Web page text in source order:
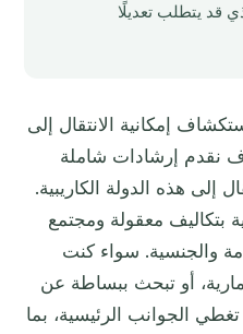
قد يتطلب تعديلًا
إمكانية الانتقال إلى
نقدم إرشادات شاملة
إلى هذه الدولة الكاريبية.
بتكاليف معقولة ومجتمع
والجنسية. سواء كنت
أو تبحث ببساطة عن
الجوانب الرئيسية، بما